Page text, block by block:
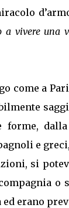
a vivere una
come a
forme,
e
si
o
erano